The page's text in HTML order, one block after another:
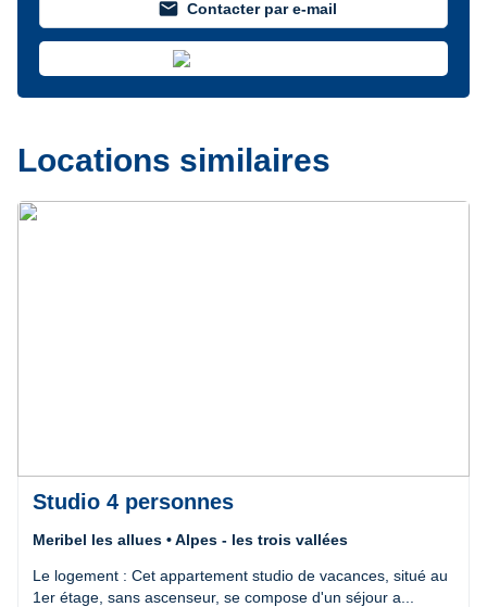
mail Contacter par e-mail
Locations similaires
Précédent
Studio 4 personnes
Meribel les allues • Alpes - les trois vallées
Le logement : Cet appartement studio de vacances, situé au
1er étage, sans ascenseur, se compose d'un séjour a...
Suivant